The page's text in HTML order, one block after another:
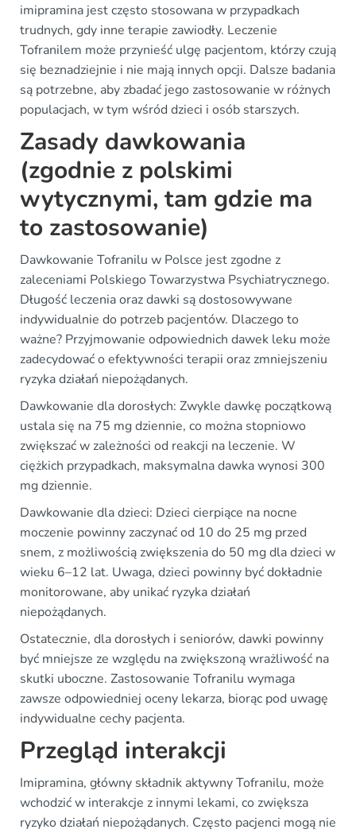
imipramina jest często stosowana w przypadkach
trudnych, gdy inne terapie zawiodły. Leczenie
Tofranilem może przynieść ulgę pacjentom, którzy czują
się beznadziejnie i nie mają innych opcji. Dalsze badania
są potrzebne, aby zbadać jego zastosowanie w różnych
populacjach, w tym wśród dzieci i osób starszych.
Zasady dawkowania
(zgodnie z polskimi
wytycznymi, tam gdzie ma
to zastosowanie)
Dawkowanie Tofranilu w Polsce jest zgodne z
zaleceniami Polskiego Towarzystwa Psychiatrycznego.
Długość leczenia oraz dawki są dostosowywane
indywidualnie do potrzeb pacjentów. Dlaczego to
ważne? Przyjmowanie odpowiednich dawek leku może
zadecydować o efektywności terapii oraz zmniejszeniu
ryzyka działań niepożądanych.
Dawkowanie dla dorosłych: Zwykle dawkę początkową
ustala się na 75 mg dziennie, co można stopniowo
zwiększać w zależności od reakcji na leczenie. W
ciężkich przypadkach, maksymalna dawka wynosi 300
mg dziennie.
Dawkowanie dla dzieci: Dzieci cierpiące na nocne
moczenie powinny zaczynać od 10 do 25 mg przed
snem, z możliwością zwiększenia do 50 mg dla dzieci w
wieku 6–12 lat. Uwaga, dzieci powinny być dokładnie
monitorowane, aby unikać ryzyka działań
niepożądanych.
Ostatecznie, dla dorosłych i seniorów, dawki powinny
być mniejsze ze względu na zwiększoną wrażliwość na
skutki uboczne. Zastosowanie Tofranilu wymaga
zawsze odpowiedniej oceny lekarza, biorąc pod uwagę
indywidualne cechy pacjenta.
Przegląd interakcji
Imipramina, główny składnik aktywny Tofranilu, może
wchodzić w interakcje z innymi lekami, co zwiększa
ryzyko działań niepożądanych. Często pacjenci mogą nie